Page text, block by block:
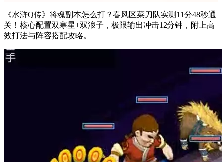
《水浒Q传》将魂副本怎么打？春风区菜刀队实测11分48秒通
关！核心配置双寒星+双浪子，极限输出冲击12分钟，附上高
效打法与阵容搭配攻略。